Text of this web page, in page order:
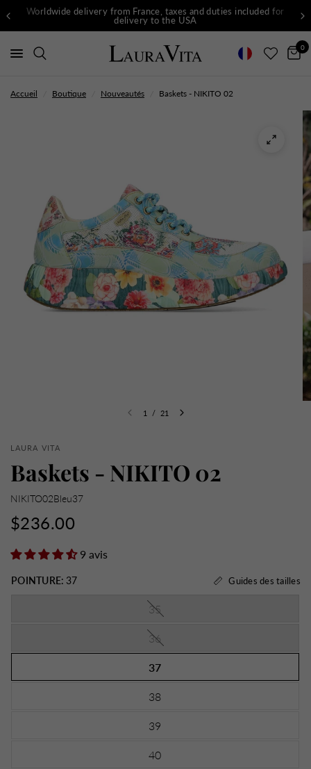
Worldwide delivery from France, taxes and duties included for
delivery to the USA
0
Accueil Boutique Nouveautés Baskets - NIKITO 02
1 / 21
LAURA VITA
Baskets - NIKITO 02
NIKITO02Bleu37
$236.00
9 avis
POINTURE: 37 Guides des tailles
35
36
37
38
39
40